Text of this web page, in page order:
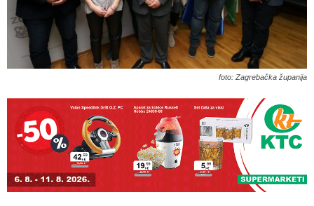
foto: Zagrebačka županija